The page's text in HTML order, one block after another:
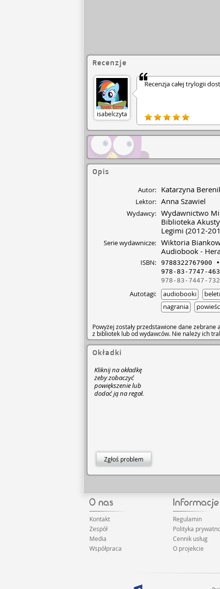
Recenzje
isabelczyta
Recenzja całej trylogii
Opis
Autor: Katarzyna
Lektor: Anna Szawiel
Wydawcy: Wydawnictwo
Biblioteka
Legimi (2012-
Serie wydawnicze: Wiktoria
Audiobook -
ISBN: 9788322767900
978-83-7747-
978-83-7447-
Autotagi: audiobooki
nagrania
Powyżej zostały przedstawione dane
z bibliotek lub od wydawców. Nie należy ich
Okładki
Kliknij na okładkę
żeby zobaczyć
powiększenie lub
dodać ją na regał.
Zgłoś problem
Kontakt
Zespół
Media
Współpraca
Regulamin
Polityka
Cennik usług
O projekcie